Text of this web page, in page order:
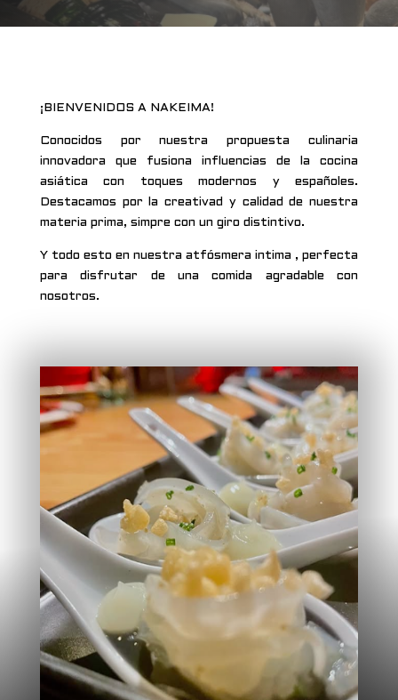
¡BIENVENIDOS A NAKEIMA!
Conocidos por nuestra propuesta culinaria
innovadora que fusiona influencias de la cocina
asiática con toques modernos y españoles.
Destacamos por la creativad y calidad de nuestra
materia prima, simpre con un giro distintivo.
Y todo esto en nuestra atfósmera intima , perfecta
para disfrutar de una comida agradable con
nosotros.